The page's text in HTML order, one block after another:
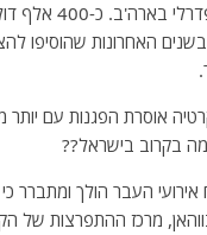
כ-400 אלף דולר לשנה.
בשנים האחרונות שהוסיפו
בקרוב בישראל??
אירועי העבר הולך ומתברר
מרכז ההתפרצות של